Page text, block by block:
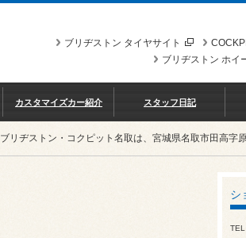
ブリヂストン タイヤサイト
ブリヂストン ホイ
カスタマイズカー紹介 スタッフ日記
ブリヂストン・コクピット名取は、宮城県名取市田高字
シ
TEL